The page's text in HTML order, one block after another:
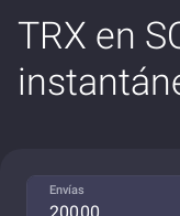
TRX en
Envías